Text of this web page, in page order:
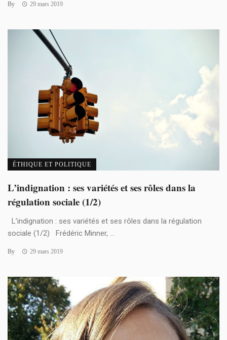
By 29 mars 2019
ÉTHIQUE ET POLITIQUE
L’indignation : ses variétés et ses rôles dans la
régulation sociale (1/2)
L’indignation : ses variétés et ses rôles dans la régulation
sociale (1/2) Frédéric Minner, ...
By 29 mars 2019